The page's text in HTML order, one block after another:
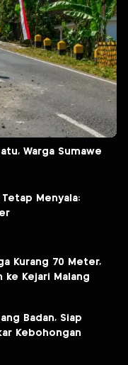
Warga Sumawe
Kurang 70 Meter,
ke Kejari Malang
Badan, Siap
Kebohongan